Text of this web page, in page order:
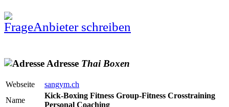
Anbieter schreiben
Adresse Thai Boxen
Webseite
sangym.ch
Name
Kick-Boxing Fitness Group-Fitness Crosstraining
Personal Coaching